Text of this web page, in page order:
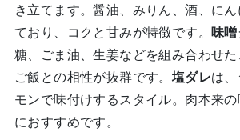
き立てます。醤油、みりん、酒、に
ており、コクと甘みが特徴です。 味
糖、ごま油、生姜などを組み合わせた
ご飯との相性が抜群です。 塩ダレは
モンで味付けするスタイル。肉本来
におすすめです。